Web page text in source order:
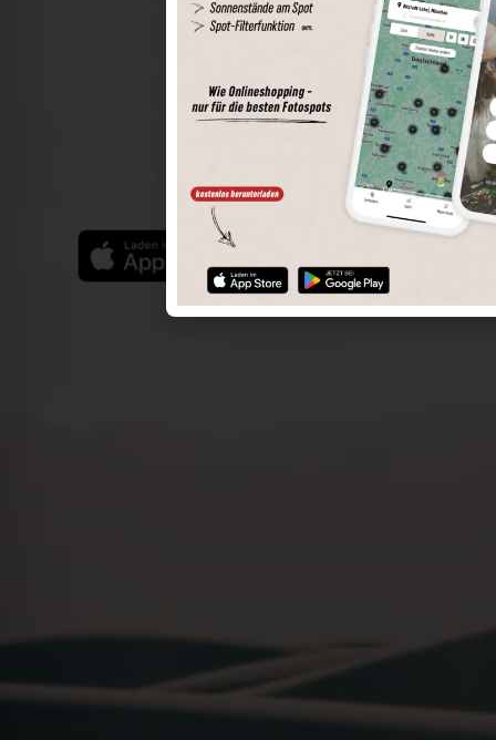
Die Welt der Orte in deiner Tasche
Spots speichern
Sonnenstände am Spot
Spotdetails
Filterfunktion
Finde die besten Fotospots noch einfacher mit unserer
App für iOS und Android und genieße einen größeren
Funktionsumfang